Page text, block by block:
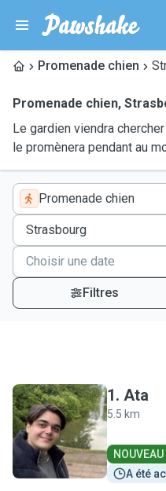
Promenade chien
Promenade chien,
Le gardien viendra
le promènera pendant au
Promenade chien
Filtres
A
1. Ata
5.5 km
A été